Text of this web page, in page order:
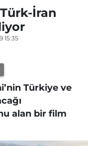
İran
15:35
Türkiye ve
alan bir film